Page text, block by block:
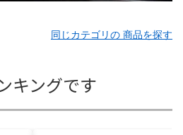
同じカテゴリの 商品を探す
キングです